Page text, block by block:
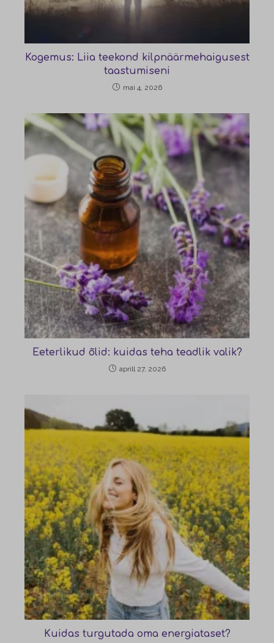
Kogemus: Liia teekond kilpnäärmehaigusest
taastumiseni
mai 4, 2026
Eeterlikud õlid: kuidas teha teadlik valik?
aprill 27, 2026
Kuidas turgutada oma energiataset?